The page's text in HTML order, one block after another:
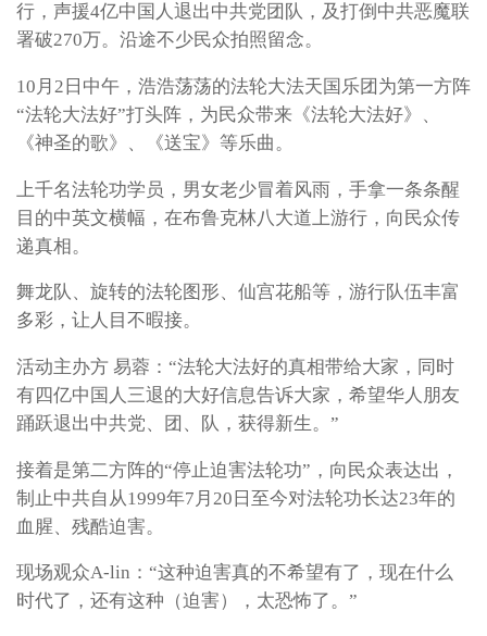
行，声援4亿中国人退出中共党团队，及打倒中共恶魔联
署破270万。沿途不少民众拍照留念。
10月2日中午，浩浩荡荡的法轮大法天国乐团为第一方阵
“法轮大法好”打头阵，为民众带来《法轮大法好》、
《神圣的歌》、《送宝》等乐曲。
上千名法轮功学员，男女老少冒着风雨，手拿一条条醒
目的中英文横幅，在布鲁克林八大道上游行，向民众传
递真相。
舞龙队、旋转的法轮图形、仙宫花船等，游行队伍丰富
多彩，让人目不暇接。
活动主办方 易蓉：“法轮大法好的真相带给大家，同时
有四亿中国人三退的大好信息告诉大家，希望华人朋友
踊跃退出中共党、团、队，获得新生。”
接着是第二方阵的“停止迫害法轮功”，向民众表达出，
制止中共自从1999年7月20日至今对法轮功长达23年的
血腥、残酷迫害。
现场观众A-lin：“这种迫害真的不希望有了，现在什么
时代了，还有这种（迫害），太恐怖了。”